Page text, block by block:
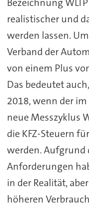
realistischer und
werden lassen.
Verband der
von einem Plus
Das bedeutet
2018, wenn der
neue Messzyklus
die KFZ-Steuern
werden. Aufgrund
Anforderungen
in der Realität,
höheren